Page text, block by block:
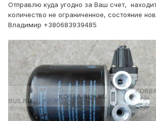
Отправлю куда угодно за Ваш счет,
количество не ограниченное, состояние
Владимир +380683939485